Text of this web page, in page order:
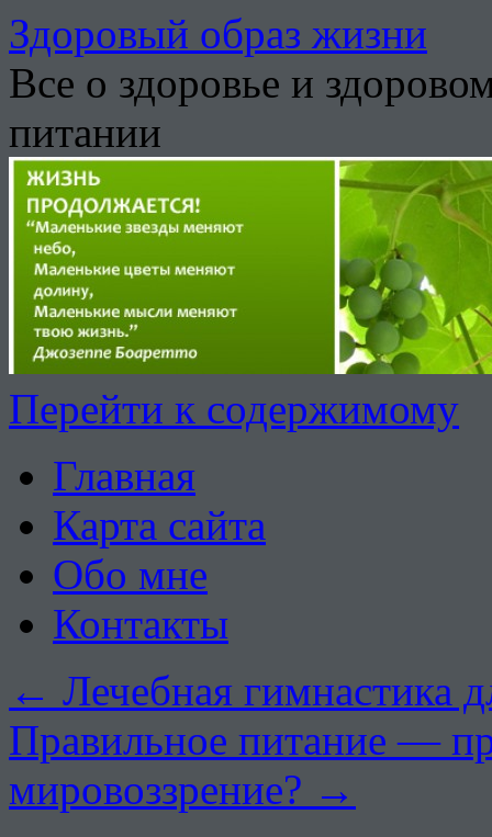
Здоровый образ жизни
Все о здоровье и
питании
Перейти к содержимому
Главная
Карта сайта
Обо мне
Контакты
← Лечебная гимнастика
Правильное питание —
мировоззрение? →